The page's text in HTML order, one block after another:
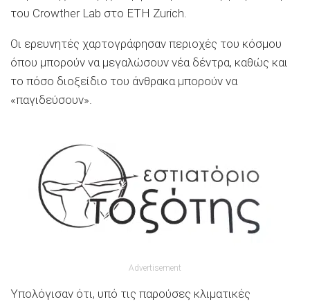
του Crowther Lab στο ETH Zurich.
Οι ερευνητές χαρτογράφησαν περιοχές του κόσμου
όπου μπορούν να μεγαλώσουν νέα δέντρα, καθώς και
το πόσο διοξείδιο του άνθρακα μπορούν να
«παγιδεύσουν».
Advertisement
Υπολόγισαν ότι, υπό τις παρούσες κλιματικές